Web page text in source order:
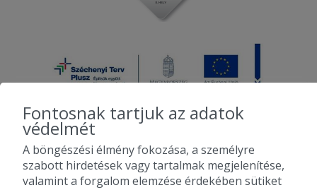
2010-2026 Copyright - Falatozz.hu - Diston-line Kft.
Fontosnak tartjuk az adatok
védelmét
A böngészési élmény fokozása, a személyre
szabott hirdetések vagy tartalmak megjelenítése,
valamint a forgalom elemzése érdekében sütiket